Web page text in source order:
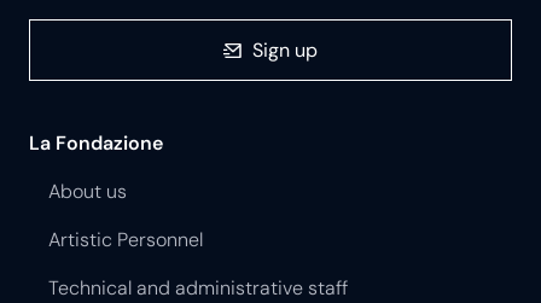
Sign up
La Fondazione
About us
Artistic Personnel
Technical and administrative staff